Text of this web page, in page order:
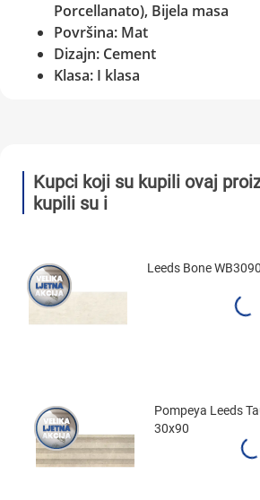
Porcellanato), Bijela masa
Površina: Mat
Dizajn: Cement
Klasa: I klasa
Kupci koji su kupili ovaj
kupili su i
Leeds Bone
Pompeya Leeds
30x90